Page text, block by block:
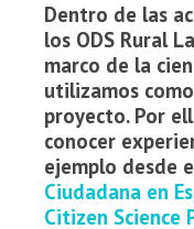
Dentro de las
los ODS Rural
marco de la
utilizamos
proyecto. Por
conocer
ejemplo desde
Ciudadana en
Citizen Science